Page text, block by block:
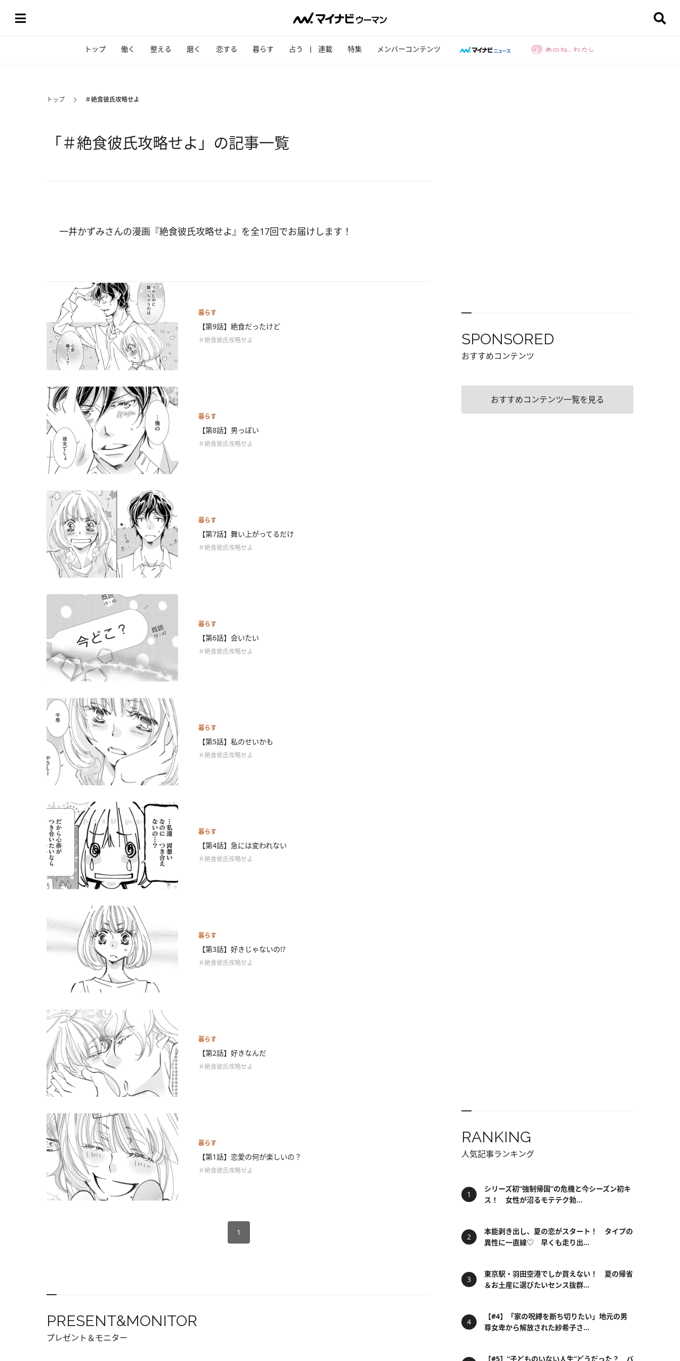
トップ 働く 整える 磨く 恋する 暮らす 占う 連載 特集 メンバーコンテンツ
トップ ＃絶食彼氏攻略せよ
「＃絶食彼氏攻略せよ」の記事一覧
一井かずみさんの漫画『絶食彼氏攻略せよ』を全17回でお届けします！
暮らす
【第9話】絶食だったけど
＃絶食彼氏攻略せよ
暮らす
【第8話】男っぽい
＃絶食彼氏攻略せよ
暮らす
【第7話】舞い上がってるだけ
＃絶食彼氏攻略せよ
暮らす
【第6話】会いたい
＃絶食彼氏攻略せよ
暮らす
【第5話】私のせいかも
＃絶食彼氏攻略せよ
暮らす
【第4話】急には変われない
＃絶食彼氏攻略せよ
暮らす
【第3話】好きじゃないの!?
＃絶食彼氏攻略せよ
暮らす
【第2話】好きなんだ
＃絶食彼氏攻略せよ
暮らす
【第1話】恋愛の何が楽しいの？
＃絶食彼氏攻略せよ
1
PRESENT&MONITOR
プレゼント＆モニター
SPONSORED
おすすめコンテンツ
おすすめコンテンツ一覧を見る
RANKING
人気記事ランキング
シリーズ初“強制帰国”の危機と今シーズン初キ
ス！ 女性が沼るモテテク勃...
本能剥き出し、夏の恋がスタート！ タイプの
異性に一直線♡ 早くも走り出...
東京駅・羽田空港でしか買えない！ 夏の帰省
＆お土産に選びたいセンス抜群...
【#4】「家の呪縛を断ち切りたい」地元の男
尊女卑から解放された紗希子さ...
【#5】“子どものいない人生”どうだった？ バ